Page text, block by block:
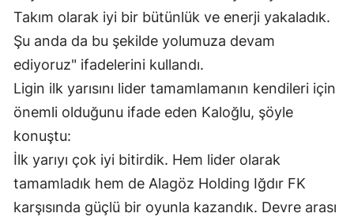
Malatya
Kahramanmaraş
Mardin
Muğla
Muş
Takım olarak iyi bir bütünlük ve enerji yakaladık.
Şu anda da bu şekilde yolumuza devam
ediyoruz" ifadelerini kullandı.
Ligin ilk yarısını lider tamamlamanın kendileri için
önemli olduğunu ifade eden Kaloğlu, şöyle
konuştu:
İlk yarıyı çok iyi bitirdik. Hem lider olarak
tamamladık hem de Alagöz Holding Iğdır FK
karşısında güçlü bir oyunla kazandık. Devre arası